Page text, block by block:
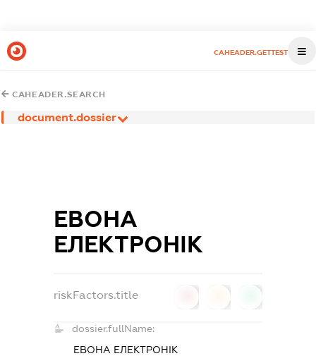
CAHEADER.GETTEST
CAHEADER.SEARCH
document.dossier
ЕВОНА
ЕЛЕКТРОНІК
riskFactors.title
dossier.fullName:
ЕВОНА ЕЛЕКТРОНІК